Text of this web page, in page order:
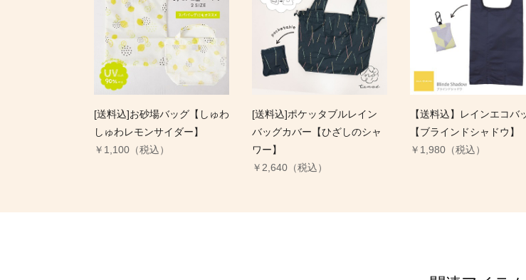
[送料込]お砂場バッグ【しゅわ
しゅわレモンサイダー】
￥1,100（税込）
[送料込]ポケッタブルレイン
バッグカバー【ひざしのシャ
ワー】
￥2,640（税込）
【送料込】レインエコバ
【ブラインドシャドウ】
￥1,980（税込）